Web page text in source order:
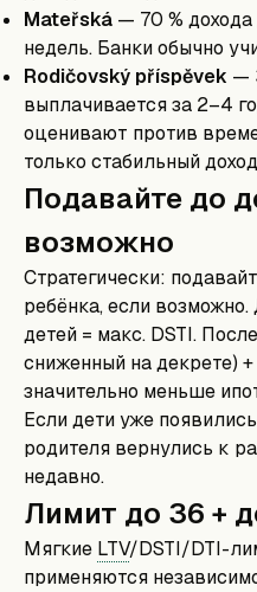
Mateřská — 70 %
недель. Банки обычно
Rodičovský příspěvek —
выплачивается за 2–4
оценивают против
только стабильный
Подавайте до
возможно
Стратегически:
ребёнка, если
детей = макс. DSTI.
сниженный на декрете)
значительно меньше
Если дети уже
родителя вернулись к
недавно.
Лимит до 36 +
Мягкие LTV/DSTI/DTI-
применяются